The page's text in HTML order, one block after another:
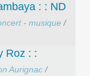
: : ND
- musique/
Roz : :
Aurignac/